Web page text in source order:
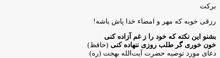
برکت
رزقی خوبه كه مهر و امضاء خدا پاش باشه!
بشنو این نکته که خود را ز غم آزاده کنی
خون خوری گر طلب روزی ننهاده کنی (حافظ)
دعای مورد توصیه حضرت آیت‌الله بهجت (ره)